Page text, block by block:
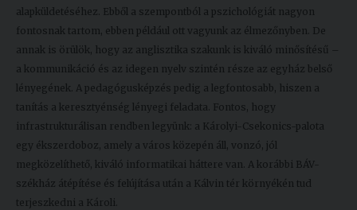
alapküldetéséhez. Ebből a szempontból a pszichológiát nagyon
fontosnak tartom, ebben például ott vagyunk az élmezőnyben. De
annak is örülök, hogy az anglisztika szakunk is kiváló minősítésű –
a kommunikáció és az idegen nyelv szintén része az egyház belső
lényegének. A pedagógusképzés pedig a legfontosabb, hiszen a
tanítás a keresztyénség lényegi feladata. Fontos, hogy
infrastrukturálisan rendben legyünk: a Károlyi-Csekonics-palota
egy ékszerdoboz, amely a város közepén áll, vonzó, jól
megközelíthető, kiváló informatikai háttere van. A korábbi BÁV-
székház átépítése és felújítása után a Kálvin tér környékén tud
terjeszkedni a Károli.